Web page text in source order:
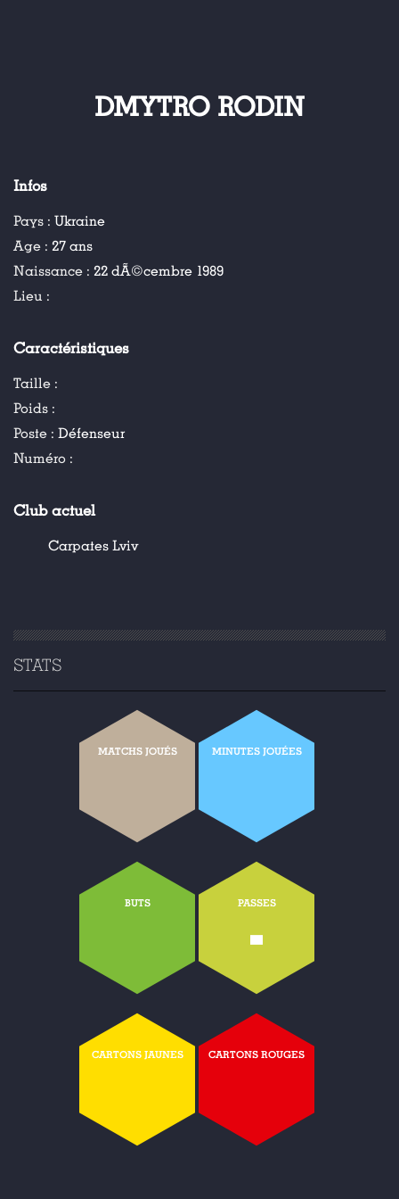
DMYTRO RODIN
Infos
Pays : Ukraine
Age : 27 ans
Naissance : 22 dÃ©cembre 1989
Lieu :
Caractéristiques
Taille :
Poids :
Poste : Défenseur
Numéro :
Club actuel
Carpates Lviv
STATS
MATCHS JOUÉS MINUTES JOUÉES
BUTS PASSES
-
CARTONS JAUNES CARTONS ROUGES